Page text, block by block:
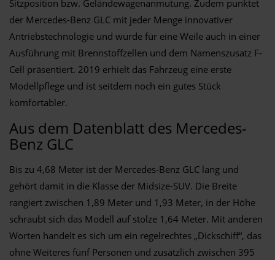
Sitzposition bzw. Geländewagenanmutung. Zudem punktet
der Mercedes-Benz GLC mit jeder Menge innovativer
Antriebstechnologie und wurde für eine Weile auch in einer
Ausführung mit Brennstoffzellen und dem Namenszusatz F-
Cell präsentiert. 2019 erhielt das Fahrzeug eine erste
Modellpflege und ist seitdem noch ein gutes Stück
komfortabler.
Aus dem Datenblatt des Mercedes-
Benz GLC
Bis zu 4,68 Meter ist der Mercedes-Benz GLC lang und
gehört damit in die Klasse der Midsize-SUV. Die Breite
rangiert zwischen 1,89 Meter und 1,93 Meter, in der Höhe
schraubt sich das Modell auf stolze 1,64 Meter. Mit anderen
Worten handelt es sich um ein regelrechtes „Dickschiff“, das
ohne Weiteres fünf Personen und zusätzlich zwischen 395